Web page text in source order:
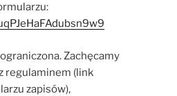
Zachęcamy
regulaminem (link
zapisów),